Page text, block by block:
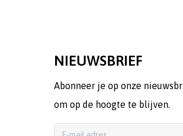
NIEUWSBRIEF
Abonneer je op onze
om op de hoogte te blijven.